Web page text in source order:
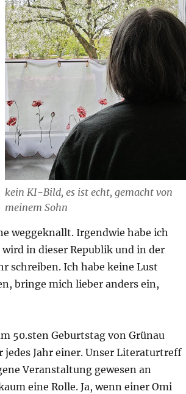
kein KI-Bild, es ist echt, gemacht von
meinem Sohn
weggeknallt. Irgendwie habe ich
in dieser Republik und in der
schreiben. Ich habe keine Lust
bringe mich lieber anders ein,
50.sten Geburtstag von Grünau
jedes Jahr einer. Unser Literaturtreff
Veranstaltung gewesen an
eine Rolle. Ja, wenn einer Omi